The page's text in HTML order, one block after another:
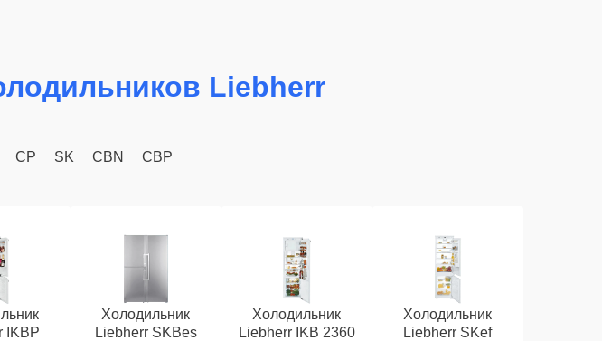
Liebherr
CP SK CBN CBP
IKBP
Холодильник
Liebherr SKBes
Холодильник
Liebherr IKB 2360
Холодильник
Liebherr SKef